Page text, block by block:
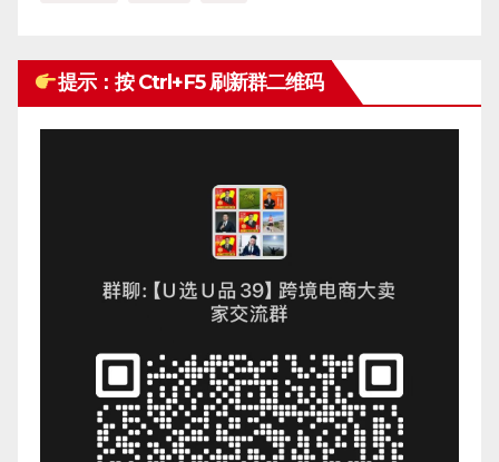
提示：按 Ctrl+F5 刷新群二维码